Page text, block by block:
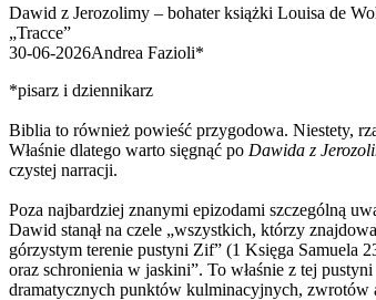
Dawid z Jerozolimy – bohater książki Louisa de
„Tracce”
30-06-2026Andrea Fazioli*
*pisarz i dziennikarz
Biblia to również powieść przygodowa. Niestety,
Właśnie dlatego warto sięgnąć po Dawida z
czystej narracji.
Poza najbardziej znanymi epizodami szczególną
Dawid stanął na czele „wszystkich, którzy
górzystym terenie pustyni Zif” (1 Księga Samuela
oraz schronienia w jaskini”. To właśnie z tej
dramatycznych punktów kulminacyjnych,